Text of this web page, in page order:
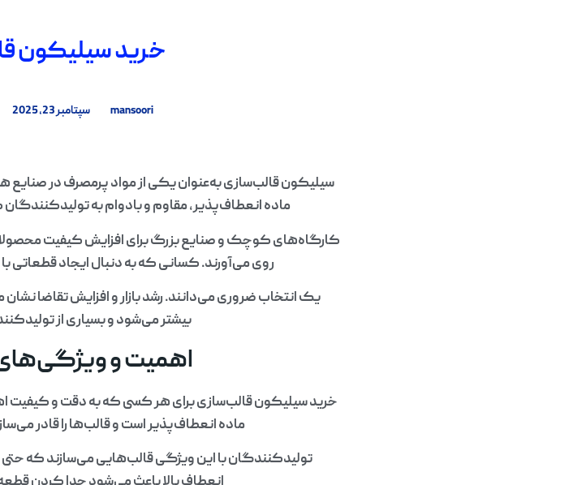
خرید سیلیکون
mansoori سپتامبر 23, 2025
سیلیکون قالب‌سازی به‌عنوان یکی از مواد پرمصرف در صنایع
ماده انعطاف‌پذیر، مقاوم و بادوام به
کارگاه‌های کوچک و صنایع بزرگ برای افزایش کیفیت
روی می‌آورند. کسانی که به دنبال ایجاد قطعاتی با
یک انتخاب ضروری می‌دانند. رشد بازار و افزایش تقاضا
بیشتر می‌شود و بسیاری از
اهمیت و
خرید سیلیکون قالب‌سازی برای هر کسی که به دقت و
ماده انعطاف‌پذیر است و قالب‌ها را قادر
تولیدکنندگان با این ویژگی قالب‌هایی می‌سازند که